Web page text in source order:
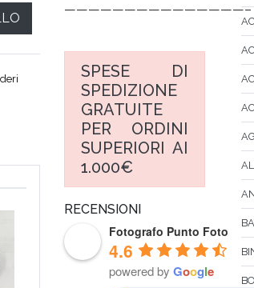
———————————————–
SPESE DI
SPEDIZIONE
GRATUITE
PER ORDINI
SUPERIORI AI
1.000€
RECENSIONI
Fotografo Punto Foto
4.6
powered by Google